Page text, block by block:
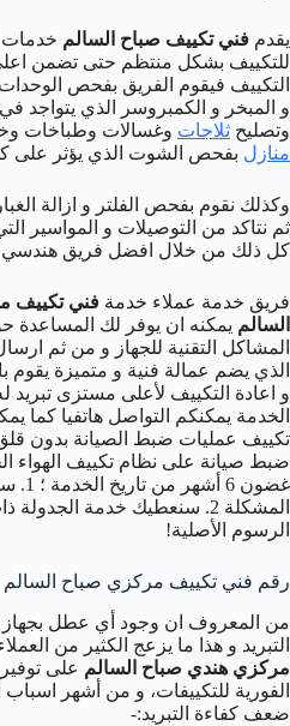
يقدم فني تكييف صباح السالم خدمات
للتكييف بشكل منتظم حتى تضمن
التكييف فيقوم الفريق بفحص
و المبخر و الكمبروسر الذي يتواجد
وتصليح ثلاجات وغسالات وطباخات
منازل بفحص الشوت الذي يؤثر على
وكذلك نقوم بفحص الفلتر و ازالة
ثم نتاكد من التوصيلات و المواسير
كل ذلك من خلال افضل فريق هندسي
فريق خدمة عملاء خدمة فني تكييف
السالم يمكنه ان يوفر لك المساعدة
المشاكل التقنية للجهاز و من ثم
الذي يضم عمالة فنية و متميزة يقوم
و اعادة التكييف لأعلى مستزى تبريد
الخدمة يمكنكم التواصل هاتفيا كما
تكييف عمليات ضبط الصيانة بدون
ضبط صيانة على نظام تكييف الهواء
غضون
المشكلة 2. سنعطيك خدمة الجدولة
الرسوم الأصلية!
رقم فني تكييف مركزي صباح السالم
من المعروف ان وجود أي عطل بجهاز
التبريد و هذا ما يزعج الكثير من
مركزي هندي صباح السالم على
الفورية للتكييفات، و من أشهر
ضعف كفاءة التبريد:-